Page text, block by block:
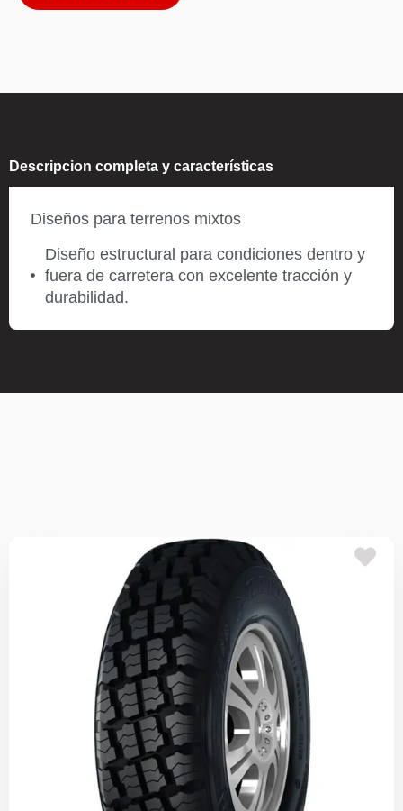
Descripcion completa y características
Diseños para terrenos mixtos
Diseño estructural para condiciones dentro y
fuera de carretera con excelente tracción y
durabilidad.